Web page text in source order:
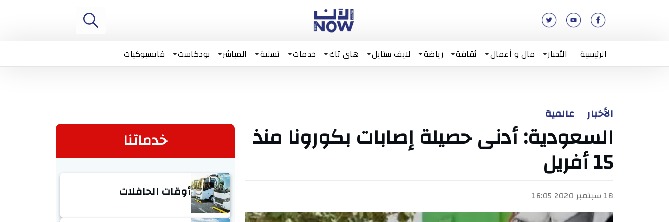
الرئيسية الأخبار مال و أعمال ثقافة رياضة لايف ستايل هاي تاك خدمات تسلية المباشر بودكاست فايسبوكيات
الأخبار عالمية
السعودية: أدنى حصيلة إصابات بكورونا منذ
15 أفريل
18 سبتمبر 2020 16:05
خدماتنا
أوقات الحافلات